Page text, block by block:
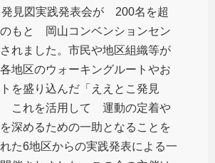
見図実践発表会が 200名を超
のもと 岡山コンベンションセン
れました。市民や地区組織等が
地区のウォーキングルートやお
を盛り込んだ「ええとこ発見
これを活用して 運動の定着や
深めるための一助となることを
た6地区からの実践発表による一